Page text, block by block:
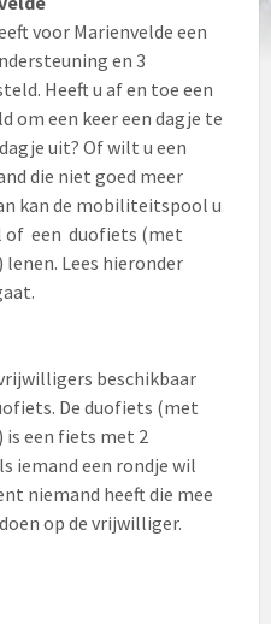
voor Marienvelde een
en 3
Heeft u af en toe een
om een keer een dagje te
uit? Of wilt u een
die niet goed meer
kan de mobiliteitspool u
of een duofiets (met
Lees hieronder
beschikbaar
De duofiets (met
een fiets met 2
iemand een rondje wil
niemand heeft die mee
op de vrijwilliger.